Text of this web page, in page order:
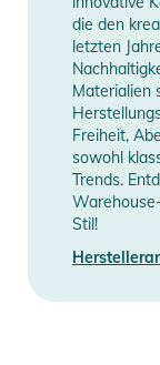
die den
letzten
Materialien
Freiheit,
sowohl
Trends.
Stil!